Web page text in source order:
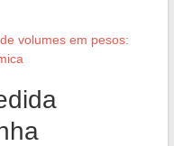
volumes em pesos: